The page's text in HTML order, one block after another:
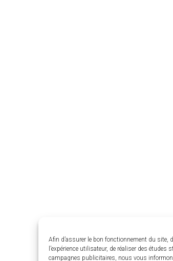
Afin d’assurer le bon fonctionnement du site,
l’expérience utilisateur, de réaliser des
campagnes publicitaires, nous vous